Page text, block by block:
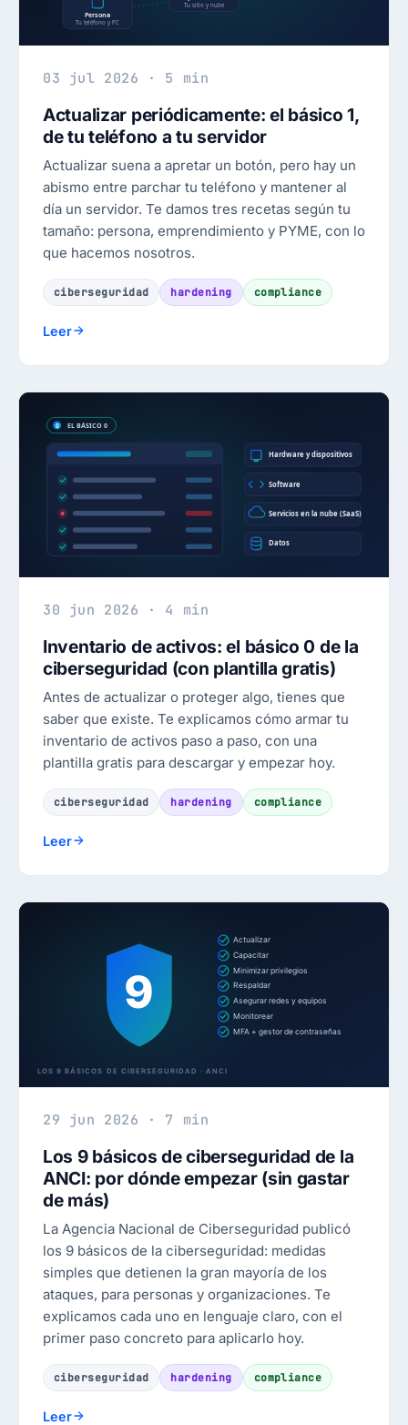
03 jul 2026 · 5 min
Actualizar periódicamente: el básico 1,
de tu teléfono a tu servidor
Actualizar suena a apretar un botón, pero hay un
abismo entre parchar tu teléfono y mantener al
día un servidor. Te damos tres recetas según tu
tamaño: persona, emprendimiento y PYME, con lo
que hacemos nosotros.
ciberseguridad hardening compliance
Leer
30 jun 2026 · 4 min
Inventario de activos: el básico 0 de la
ciberseguridad (con plantilla gratis)
Antes de actualizar o proteger algo, tienes que
saber que existe. Te explicamos cómo armar tu
inventario de activos paso a paso, con una
plantilla gratis para descargar y empezar hoy.
ciberseguridad hardening compliance
Leer
29 jun 2026 · 7 min
Los 9 básicos de ciberseguridad de la
ANCI: por dónde empezar (sin gastar
de más)
La Agencia Nacional de Ciberseguridad publicó
los 9 básicos de la ciberseguridad: medidas
simples que detienen la gran mayoría de los
ataques, para personas y organizaciones. Te
explicamos cada uno en lenguaje claro, con el
primer paso concreto para aplicarlo hoy.
ciberseguridad hardening compliance
Leer